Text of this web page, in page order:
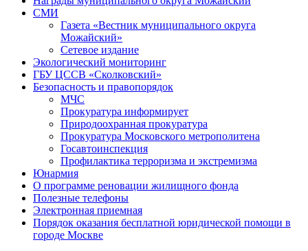
СМИ
Газета «Вестник муниципального округа
Можайский»
Сетевое издание
Экологический мониторинг
ГБУ ЦССВ «Сколковский»
Безопасность и правопорядок
МЧС
Прокуратура информирует
Природоохранная прокуратура
Прокуратура Московского метрополитена
Госавтоинспекция
Профилактика терроризма и экстремизма
Юнармия
О программе реновации жилищного фонда
Полезные телефоны
Электронная приемная
Порядок оказания бесплатной юридической помощи в
городе Москве